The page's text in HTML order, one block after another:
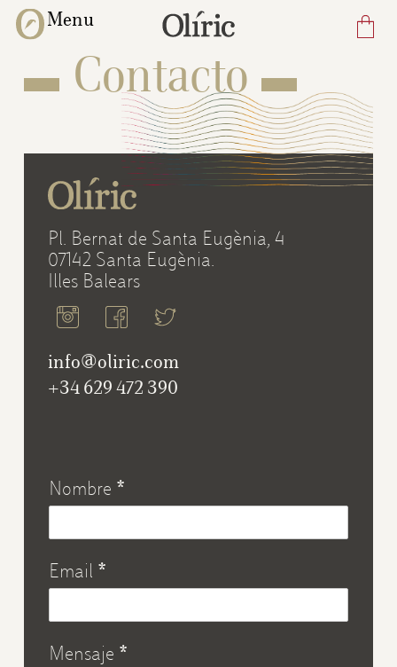
Skip
content
Menu
Contacto
Pl. Bernat de Santa Eugènia, 4
07142 Santa Eugènia.
Illes Balears
info@oliric.com
+34 629 472 390
Nombre *
Email *
Mensaje *